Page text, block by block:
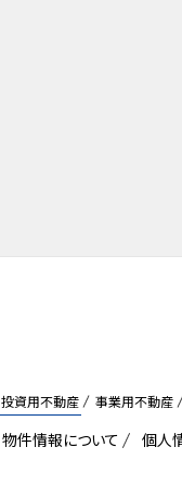
投資用不動産 事業用不動産
物件情報について 個人